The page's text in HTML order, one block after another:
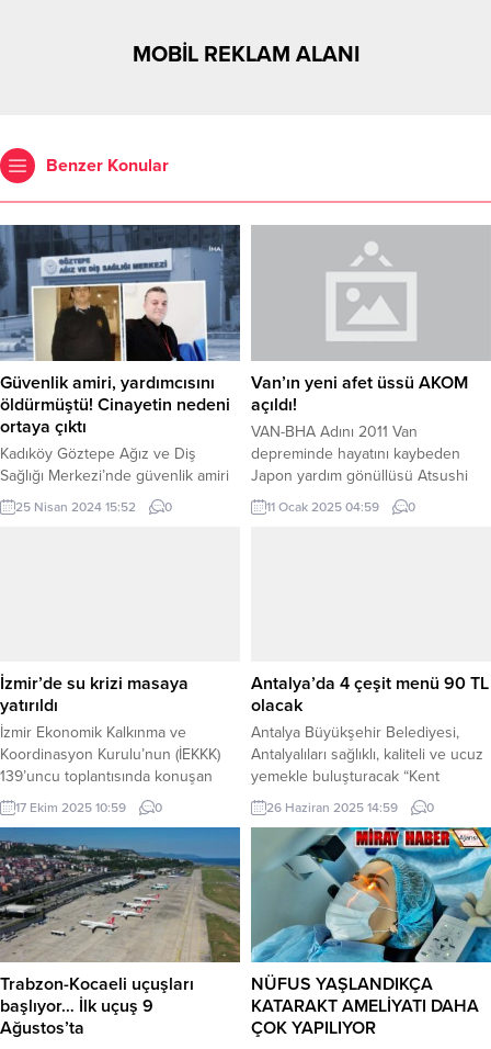
MOBİL REKLAM ALANI
Benzer Konular
Güvenlik amiri, yardımcısını
öldürmüştü! Cinayetin nedeni
ortaya çıktı
Kadıköy Göztepe Ağız ve Diş
Sağlığı Merkezi’nde güvenlik amiri
yardımcısı Atilla Ay’ı sopayla
döverek öldüren güvenlik amiri
yıllık arkadaşı güvenlik...
25 Nisan 2024 15:52 0
Van’ın yeni afet üssü AKOM
açıldı!
VAN-BHA Adını 2011 Van
depreminde hayatını kaybeden
Japon yardım gönüllüsü Atsushi
Miyazaki’den alan (AKOM) Afet
Kordinasyon merkezi, afet ve acil
Koji, AAR Türkiye Direktörü
(Atsushi Miyazaki nin...
11 Ocak 2025 04:59 0
İzmir’de su krizi masaya
yatırıldı
İzmir Ekonomik Kalkınma ve
Koordinasyon Kurulu’nun (İEKKK)
139’uncu toplantısında konuşan
İzmir Büyükşehir Belediye Başkanı
Dr. Cemil Tugay, iklim krizi ve
kuraklıkla mücadelede öncelikli
yapılacakları sıraladı. 2000’li yıllarda
İzmir’in uzun vadeli içme suyu
ihtiyacını karşılamak için DSİ
tarafından planlanan Düvertepe
Barajı’nın en kısa sürede mutlaka
yapılması gerektiğinin altını çizildi.
İZMİR (İGFA)...
17 Ekim 2025 10:59 0
Antalya’da 4 çeşit menü 90 TL
olacak
Antalya Büyükşehir Belediyesi,
Antalyalıları sağlıklı, kaliteli ve ucuz
yemekle buluşturacak “Kent
Lokantası” açıyor. ANTALYA (İGFA) –
Antalya Büyükşehir Belediyesi’nin
Kepez ilçesinde hizmet verecek ilk
Kent Lokantası, 4 çeşit menüsüyle
90 TL’den Antalyalıların hizmetinde
olacak. Antalya Büyükşehir
Belediyesi, sosyal belediyecilik
anlayışını güçlendirecek yeni bir
projeyi daha hayata geçiriyor.
Ekonomik krizin derinleştiği,...
26 Haziran 2025 14:59 0
Trabzon-Kocaeli uçuşları
başlıyor… İlk uçuş 9
Ağustos’ta
NÜFUS YAŞLANDIKÇA
KATARAKT AMELİYATI DAHA
ÇOK YAPILIYOR